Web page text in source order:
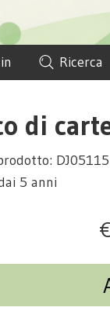
Ricerca
di
DJ05115
5 anni